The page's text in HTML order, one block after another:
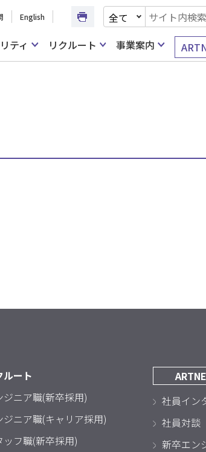
English
文書種別を選択
検索キーワー
ティ リクルート 事業案内
ルート
ジニア職(新卒採用)
ジニア職(キャリア採用)
ッフ職(新卒採用)
社員イン
社員対談
新卒エン